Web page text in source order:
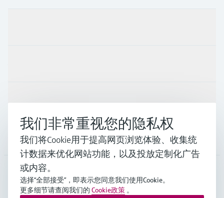
公司
APS•中文
我们非常重视您的隐私权
我们将Cookie用于提高网页浏览体验、收集统
计数据来优化网站功能，以及投放定制化广告
或内容。
选择“全部接受”，即表示您同意我们使用Cookie。
更多细节请查阅我们的 Cookie政策 。